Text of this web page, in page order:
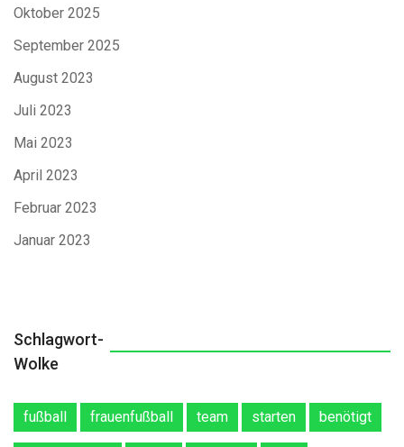
Oktober 2025
September 2025
August 2023
Juli 2023
Mai 2023
April 2023
Februar 2023
Januar 2023
Schlagwort-
Wolke
fußball frauenfußball team starten benötigt